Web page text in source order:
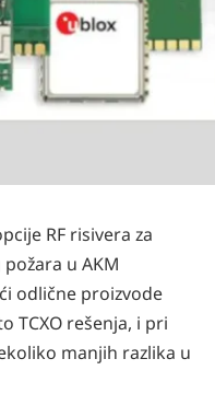
RF risivera za
u AKM
odlične proizvode
TCXO rešenja, i pri
manjih razlika u